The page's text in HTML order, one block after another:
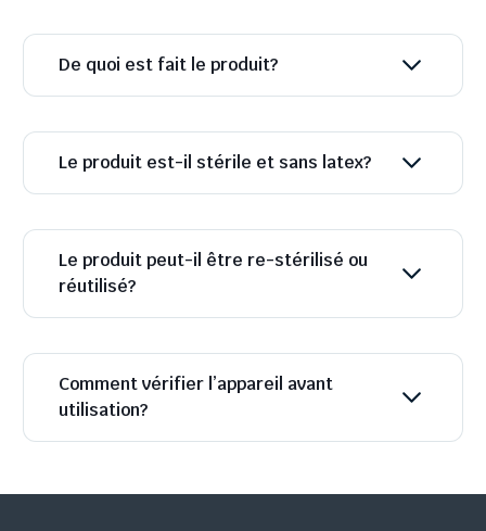
De quoi est fait le produit?
Le produit est-il stérile et sans latex?
Le produit peut-il être re-stérilisé ou
réutilisé?
Comment vérifier l’appareil avant
utilisation?